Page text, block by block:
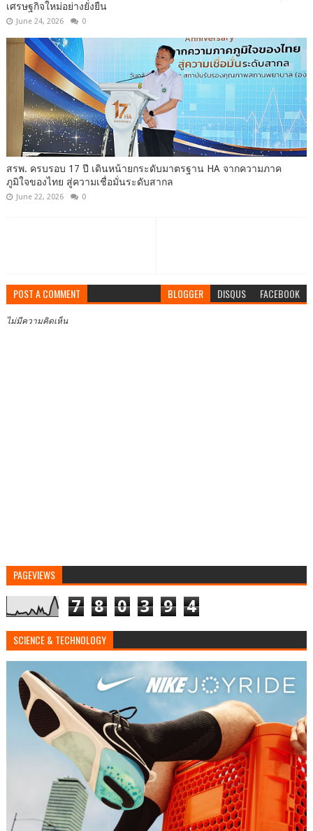
เศรษฐกิจใหม่อย่างยั่งยืน
June 24, 2026 0
สรพ. ครบรอบ 17 ปี เดินหน้ายกระดับมาตรฐาน HA จากความภาค
ภูมิใจของไทย สู่ความเชื่อมั่นระดับสากล
June 22, 2026 0
POST A COMMENT BLOGGER DISQUS FACEBOOK
ไม่มีความคิดเห็น
PAGEVIEWS
7 8 0 3 9 4
SCIENCE & TECHNOLOGY